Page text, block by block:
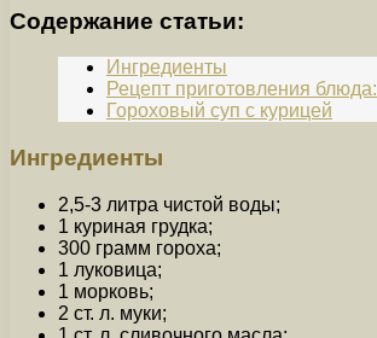
Содержание статьи:
Ингредиенты
Рецепт приготовления блюда:
Гороховый суп с курицей
Ингредиенты
2,5-3 литра чистой воды;
1 куриная грудка;
300 грамм гороха;
1 луковица;
1 морковь;
2 ст. л. муки;